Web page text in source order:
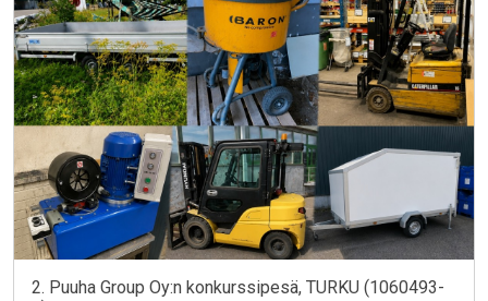
2. Puuha Group Oy:n konkurssipesä, TURKU (1060493-